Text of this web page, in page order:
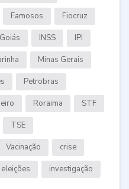
Famosos Fiocruz
Goiás INSS IPI
Minas Gerais
Petrobras
Roraima STF
TSE
Vacinação crise
eleições investigação